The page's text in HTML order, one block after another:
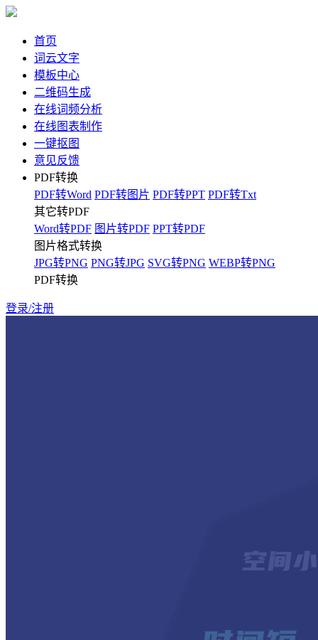
首页
词云文字
模板中心
二维码生成
在线词频分析
在线图表制作
一键抠图
意见反馈
PDF转换
PDF转Word PDF转图片 PDF转PPT PDF转Txt
其它转PDF
Word转PDF 图片转PDF PPT转PDF
图片格式转换
JPG转PNG PNG转JPG SVG转PNG WEBP转PNG
PDF转换
登录/注册